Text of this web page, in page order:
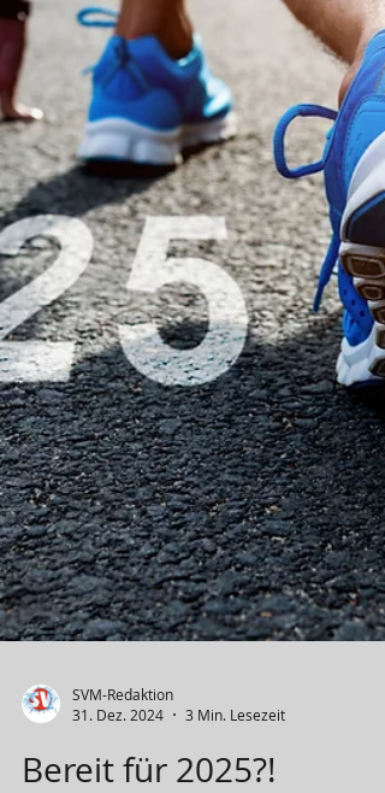
Abend (SVM-Sportpark) Beim Sportverein
Magstadt startete das Jahr 2025 direkt
einem Highlight. Der Vorstand des
Sportvereins hatte am 17. Januar zum
ersten Mal zu einem Danke-Abend für
Trainer/innen, Abteilungsvorstände und
weitere ehrenamtlich Engagierte
eingeladen. Bei Glühwein, Punsch, Rote
Wurst, Grillkäse und Lagerfeuer konnte
das SVM-Leitungsteam den vielen
Engagierten endlich einmal persönlich
Danke für ihre meist ehrenamtliche